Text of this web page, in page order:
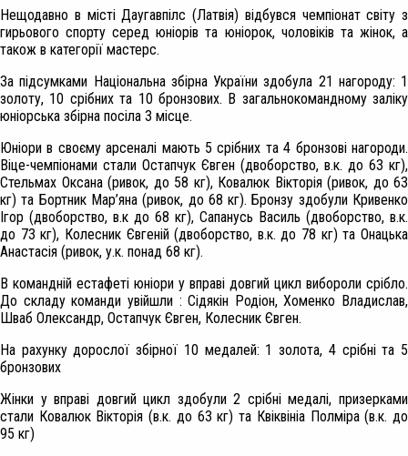
Нещодавно в місті Даугавпілс (Латвія) відбувся чемпіонат світу з
гирьового спорту серед юніорів та юніорок, чоловіків та жінок, а
також в категорії мастерс.
За підсумками Національна збірна України здобула 21 нагороду: 1
золоту, 10 срібних та 10 бронзових. В загальнокомандному заліку
юніорська збірна посіла 3 місце.
Юніори в своєму арсеналі мають 5 срібних та 4 бронзові нагороди.
Віце-чемпіонами стали Остапчук Євген (двоборство, в.к. до 63 кг),
Стельмах Оксана (ривок, до 58 кг), Ковалюк Вікторія (ривок, до 63
кг) та Бортник Мар’яна (ривок, до 68 кг). Бронзу здобули Кривенко
Ігор (двоборство, в.к до 68 кг), Сапанусь Василь (двоборство, в.к.
до 73 кг), Колесник Євгеній (двоборство, в.к. до 78 кг) та Онацька
Анастасія (ривок, у.к. понад 68 кг).
В командній естафеті юніори у вправі довгий цикл вибороли срібло.
До складу команди увійшли : Сідякін Родіон, Хоменко Владислав,
Шваб Олександр, Остапчук Євген, Колесник Євген.
На рахунку дорослої збірної 10 медалей: 1 золота, 4 срібні та 5
бронзових
Жінки у вправі довгий цикл здобули 2 срібні медалі, призерками
стали Ковалюк Вікторія (в.к. до 63 кг) та Квіквініа Полміра (в.к. до
95 кг)